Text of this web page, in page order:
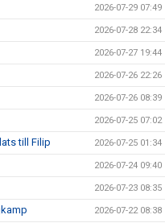
2026-07-29 07:49
2026-07-28 22:34
2026-07-27 19:44
2026-07-26 22:26
2026-07-26 08:39
2026-07-25 07:02
till Filip 2026-07-25 01:34
2026-07-24 09:40
2026-07-23 08:35
2026-07-22 08:38